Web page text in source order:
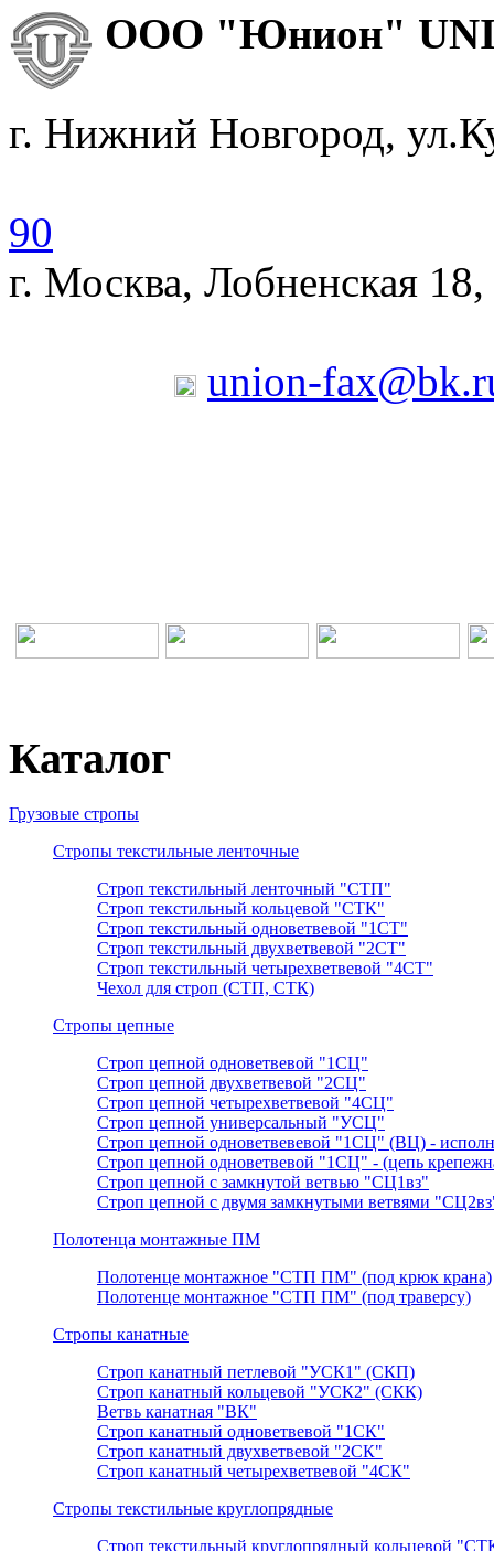
ООО
г. Нижний Новгород,
90
г. Москва, Лобненская
union-
Каталог
Грузовые стропы
Стропы текстильные ленточные
Строп текстильный ленточный "СТП"
Строп текстильный кольцевой "СТК"
Строп текстильный одноветвевой "1СТ"
Строп текстильный двухветвевой "2СТ"
Строп текстильный четырехветвевой "4СТ"
Чехол для строп (СТП, СТК)
Стропы цепные
Строп цепной одноветвевой "1СЦ"
Строп цепной двухветвевой "2СЦ"
Строп цепной четырехветвевой "4СЦ"
Строп цепной универсальный "УСЦ"
Строп цепной одноветвевевой "1СЦ" (ВЦ) -
Строп цепной одноветвевой "1СЦ" - (цепь
Строп цепной с замкнутой ветвью "СЦ1вз"
Строп цепной с двумя замкнутыми ветвями
Полотенца монтажные ПМ
Полотенце монтажное "СТП ПМ" (под крюк крана)
Полотенце монтажное "СТП ПМ" (под траверсу)
Стропы канатные
Строп канатный петлевой "УСК1" (СКП)
Строп канатный кольцевой "УСК2" (СКК)
Ветвь канатная "ВК"
Строп канатный одноветвевой "1СК"
Строп канатный двухветвевой "2СК"
Строп канатный четырехветвевой "4СК"
Стропы текстильные круглопрядные
Строп текстильный круглопрядный кольцевой